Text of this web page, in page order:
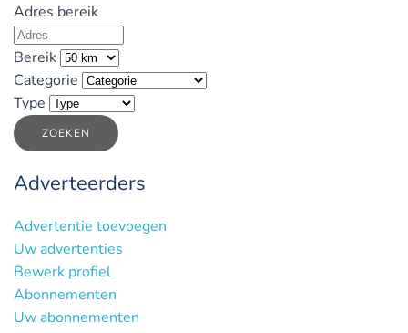
Adres bereik
Bereik
Categorie
Type
ZOEKEN
Adverteerders
Advertentie toevoegen
Uw advertenties
Bewerk profiel
Abonnementen
Uw abonnementen